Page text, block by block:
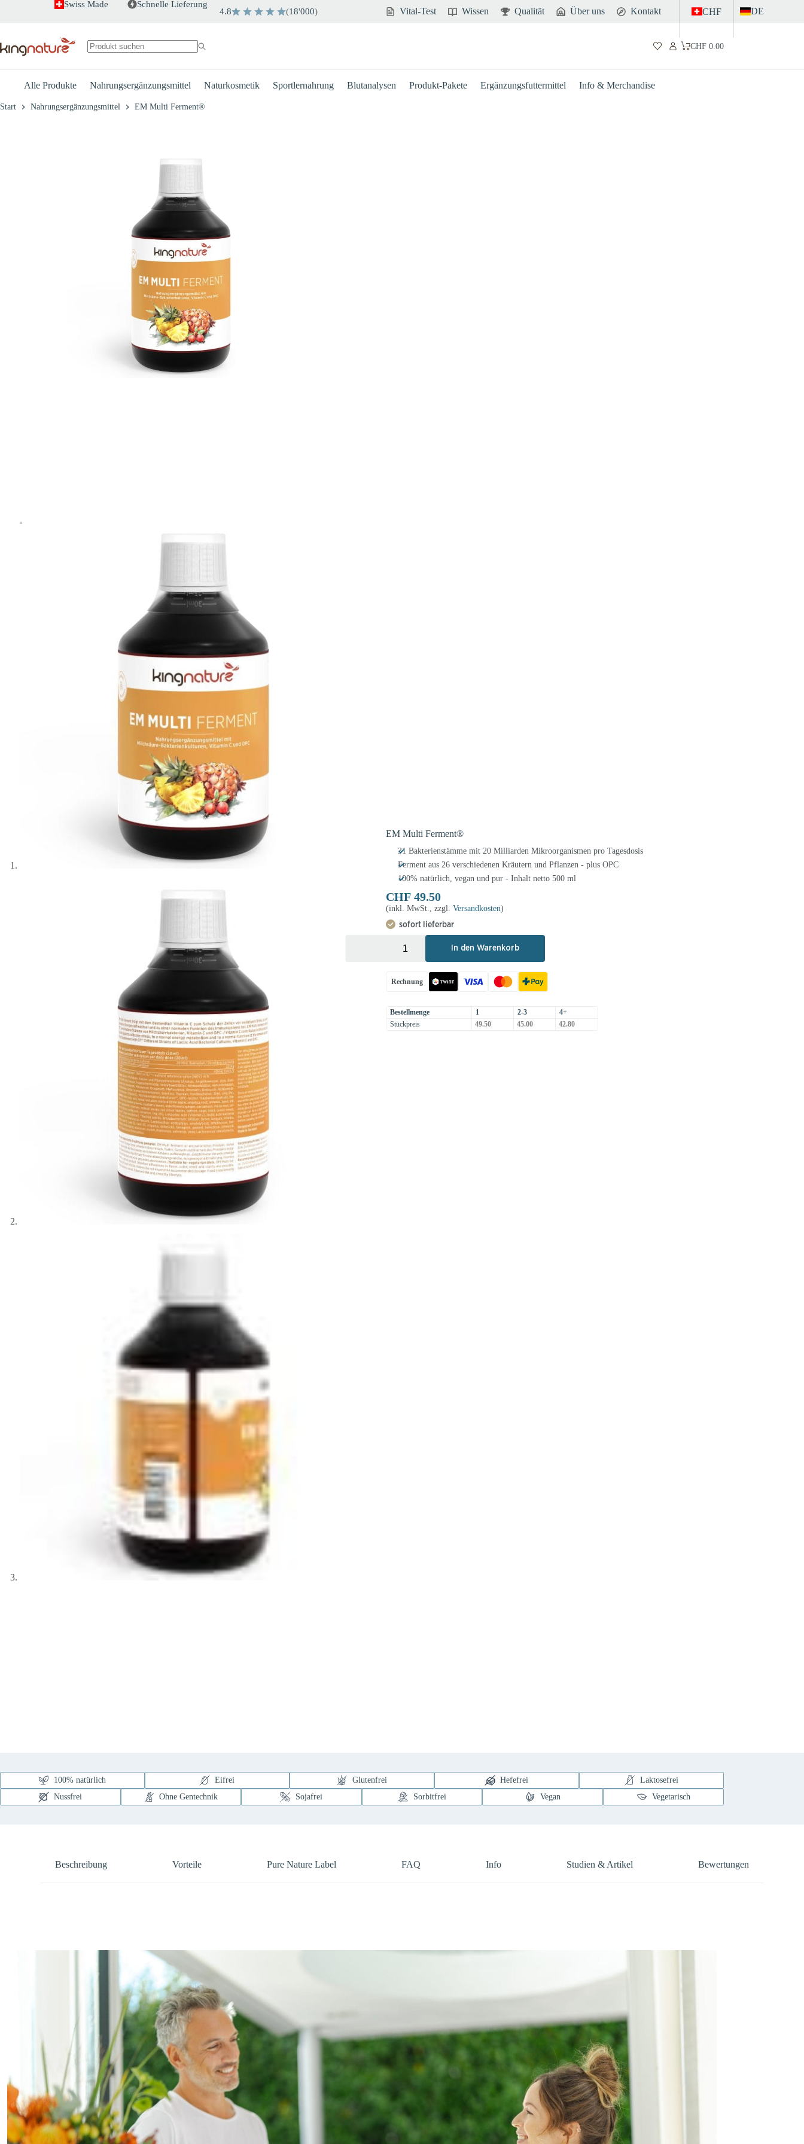
Swiss Made Schnelle Lieferung
4.8 (18'000) Vital-Test Wissen Qualität Über uns Kontakt CHF DE
Warenkorb
CHF0.00
Alle Produkte Nahrungsergänzungsmittel Naturkosmetik Sportlernahrung Blutanalysen Produkt-Pakete Ergänzungsfuttermittel Info & Merchandise
Start Nahrungsergänzungsmittel EM Multi Ferment®
EM Multi Ferment®
31 Bakterienstämme mit 20 Milliarden Mikroorganismen pro Tagesdosis
Ferment aus 26 verschiedenen Kräutern und Pflanzen - plus OPC
100% natürlich, vegan und pur - Inhalt netto 500 ml
CHF49.50
(inkl. MwSt., zzgl. Versandkosten)
sofort lieferbar
In den Warenkorb
Rechnung
Bestellmenge 1 2-3
4+
Stückpreis
49.50 45.00 42.80
100% natürlich Eifrei Glutenfrei Hefefrei
Laktosefrei
Nussfrei
Ohne Gentechnik Sojafrei Sorbitfrei Vegan Vegetarisch
Beschreibung Vorteile Pure Nature Label FAQ Info Studien & Artikel Bewertungen